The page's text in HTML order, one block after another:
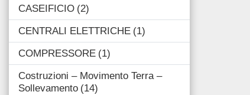
CASEIFICIO 2
CENTRALI ELETTRICHE 1
COMPRESSORE 1
Costruzioni – Movimento Terra –
Sollevamento 14